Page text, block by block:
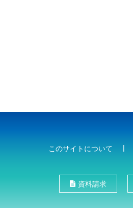
このサイトについて
資料請求